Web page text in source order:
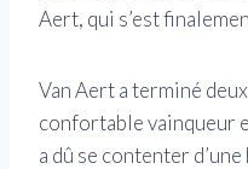
Aert, qui s’est
Van Aert a terminé
confortable vainqueur
a dû se contenter